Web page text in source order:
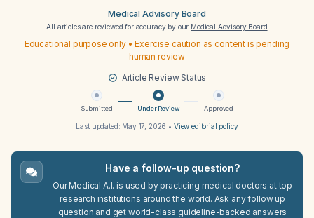
Medical Advisory Board
All articles are reviewed for accuracy by our Medical Advisory Board
Educational purpose only • Exercise caution as content is pending
human review
Article Review Status
Submitted Under Review Approved
Last updated: May 17, 2026 • View editorial policy
Have a follow-up question?
Our Medical A.I. is used by practicing medical doctors at top
research institutions around the world. Ask any follow up
question and get world-class guideline-backed answers